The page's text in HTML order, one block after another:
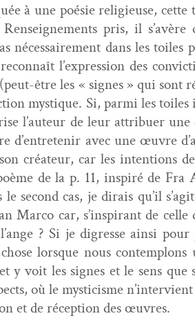
à une poésie religieuse,
Ren­seigne­ments pris, il
néces­saire­ment dans les
l’expression des
(peut-être les « signes » qui
mys­tique. Si, par­mi les
l’auteur de leur attribuer
d’entretenir avec une œuvre
créa­teur, car les inten­tions
de la p. 11, inspiré de
sec­ond cas, je dirais qu’il
Mar­co car, s’inspirant de
? Si je digresse ain­si
lorsque nous
y voit les signes et le sens
où le mys­ti­cisme
et de récep­tion des œuvres.